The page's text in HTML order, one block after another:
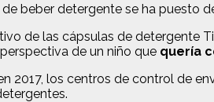
beber detergente se ha puesto
de las cápsulas de detergente
de un niño que quería
2017, los centros de control de